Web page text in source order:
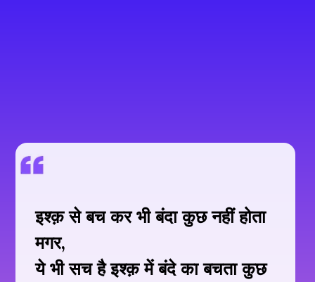
इश्क़ से बच कर भी बंदा कुछ नहीं होता
मगर,
ये भी सच है इश्क़ में बंदे का बचता कुछ